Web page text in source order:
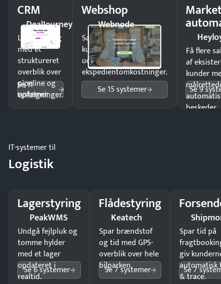
CRM
DealJourney
Luk flere salg
med et
struktureret
overblik over
pipeline og
opfølgninger.
Se 11
systemer
Webshop
Webnode
Sælg produkter 24/7 til
kunder i hele landet
uden
ekspedientomkostninger.
Se 15 systemer
Få flere
af
kunder
beskeder.
Se 9
IT-systemer til
Logistik
Lagerstyring
PeakWMS
Undgå fejlpluk og
tomme hylder
med et lager
opdateret i
realtid.
Se 6 systemer
Flådestyring
Keatech
Spar brændstof
og tid med GPS-
overblik over hele
bilparken.
Se 7 systemer
Spar tid på
giv
automatisk
& trace.
Se 7